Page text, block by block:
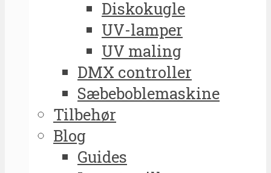
Diskokugle
UV-lamper
UV maling
DMX controller
Sæbeboblemaskine
Tilbehør
Blog
Guides